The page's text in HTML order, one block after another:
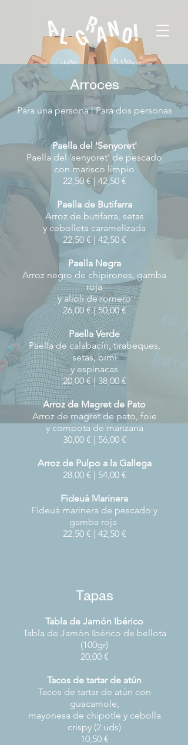
Arroces
Para una persona|Parados personas
Paella del 'Senyoret'
Paella del 'senyoret' de pescado
con marisco limpio
22,50 € | 42,50 €
Paella de Butifarra
Arroz de butifarra, setas
y cebolleta caramelizada
22,50 € | 42,50 €
Paella Negra
Arroz negro de chipirones, gamba
roja
y alioli de romero
26,00 € | 50,00 €
Paella Verde
Paella de calabacín, tirabeques,
setas, bimi
y espinacas
20,00 € | 38,00 €
Arroz de Magret de Pato
Arroz de magret de pato, foie
y compota de manzana
30,00 € | 56,00 €
Arroz de Pulpo a la Gallega
28,00 € | 54,00 €
Fideuà Marinera
Fideuà marinera de pescado y
gamba roja
22,50 € | 42,50 €
Tapas
Tabla de Jamón Ibérico
Tabla de Jamón Ibérico de bellota
(100gr)
20,00 €
Tacos de tartar de atún
Tacos de tartar de atún con
guacamole,
mayonesa de chipotle y cebolla
crispy (2 uds)
10,50 €